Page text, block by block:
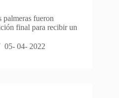
palmeras fueron
final para recibir un
05- 04- 2022